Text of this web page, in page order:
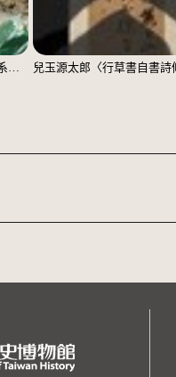
《我們在此相遇—復興新村》系列：〈殘響03〉